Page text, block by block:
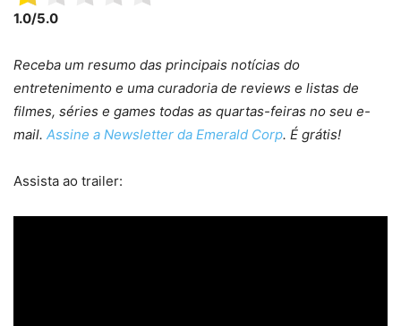
1.0/5.0
Receba um resumo das principais notícias do
entretenimento e uma curadoria de reviews e listas de
filmes, séries e games todas as quartas-feiras no seu e-
mail. Assine a Newsletter da Emerald Corp. É grátis!
Assista ao trailer: